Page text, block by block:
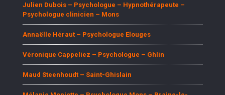
Julien Dubois – Psychologue – Hypnothérapeute –
Psychologue clinicien – Mons
Annaëlle Héraut – Psychologue Elouges
Véronique Cappeliez – Psychologue – Ghlin
Maud Steenhoudt – Saint-Ghislain